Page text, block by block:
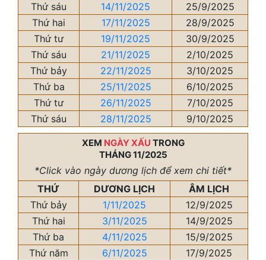
Thứ sáu
14/11/2025
25/9/2025
Thứ hai
17/11/2025
28/9/2025
Thứ tư
19/11/2025
30/9/2025
Thứ sáu
21/11/2025
2/10/2025
Thứ bảy
22/11/2025
3/10/2025
Thứ ba
25/11/2025
6/10/2025
Thứ tư
26/11/2025
7/10/2025
Thứ sáu
28/11/2025 9/10/2025
XEM NGÀY XẤU TRONG
THÁNG 11/2025
*Click vào ngày dương lịch để xem chi tiết*
THỨ
DƯƠNG LỊCH
ÂM LỊCH
Thứ bảy
1/11/2025
12/9/2025
Thứ hai
3/11/2025
14/9/2025
Thứ ba
4/11/2025
15/9/2025
Thứ năm
6/11/2025
17/9/2025